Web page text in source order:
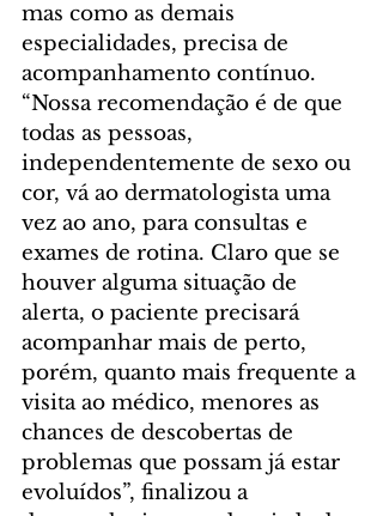
mas como as demais
especialidades, precisa de
acompanhamento contínuo.
“Nossa recomendação é de que
todas as pessoas,
independentemente de sexo ou
cor, vá ao dermatologista uma
vez ao ano, para consultas e
exames de rotina. Claro que se
houver alguma situação de
alerta, o paciente precisará
acompanhar mais de perto,
porém, quanto mais frequente a
visita ao médico, menores as
chances de descobertas de
problemas que possam já estar
evoluídos”, finalizou a